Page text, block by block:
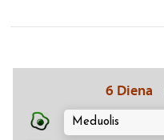
6 Diena
Meduolis